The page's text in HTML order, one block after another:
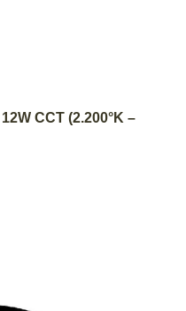
CCT (2.200°K –